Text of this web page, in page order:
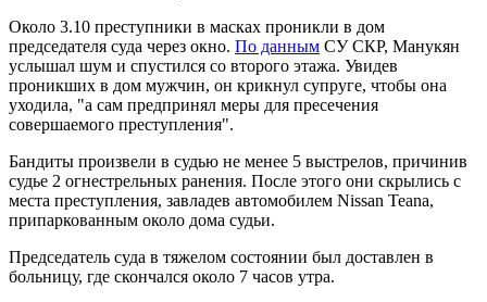
Около 3.10 преступники в масках проникли в дом
председателя суда через окно. По данным СУ СКР, Манукян
услышал шум и спустился со второго этажа. Увидев
проникших в дом мужчин, он крикнул супруге, чтобы она
уходила, "а сам предпринял меры для пресечения
совершаемого преступления".
Бандиты произвели в судью не менее 5 выстрелов, причинив
судье 2 огнестрельных ранения. После этого они скрылись с
места преступления, завладев автомобилем Nissan Teana,
припаркованным около дома судьи.
Председатель суда в тяжелом состоянии был доставлен в
больницу, где скончался около 7 часов утра.